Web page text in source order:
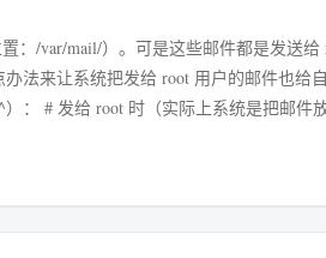
：/var/mail/）。可是这些邮件都是发送给
法来让系统把发给 root 用户的邮件也给
文件